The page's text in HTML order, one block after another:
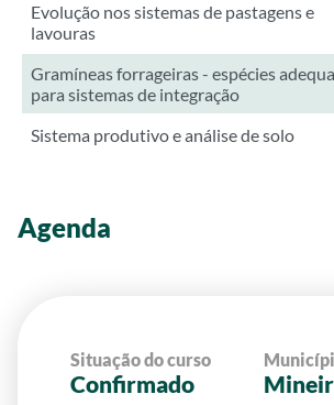
Evolução nos sistemas de pastagens e
lavouras
Gramíneas forrageiras - espécies
para sistemas de integração
Sistema produtivo e análise de solo
Agenda
Situação do curso
Confirmado